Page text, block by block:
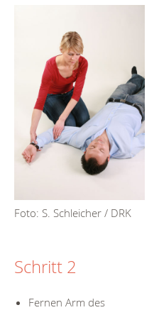
Foto: S. Schleicher / DRK
Schritt 2
Fernen Arm des